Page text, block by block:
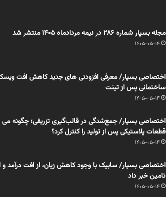
مجله بسپار شماره 286 در نیمه مردادماه 1405 منتشر شد
1405-05-14
اختصاصی بسپار/ معرفی افزودنی های جدید کاهش افت
ساختمانی پس از تینت
1405-05-14
اختصاصی بسپار/ جمع‌شدگی در قالب‌گیری تزریقی؛ چگونه
قطعات پلاستیکی پس از تولید را کنترل کرد؟
1405-05-14
اختصاصی بسپار/ سابیک با وجود کاهش زیان، از افت درآمد و
تامین خبر داد
1405-05-14